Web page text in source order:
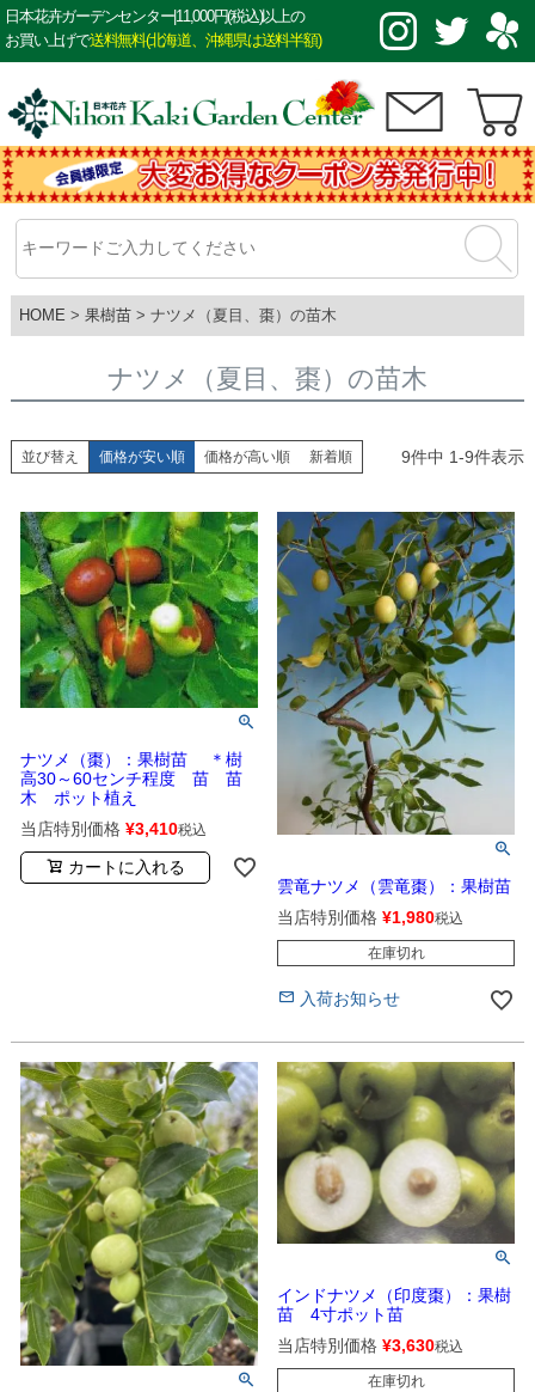
日本花卉ガーデンセンター|11,000円(税込)以上の
お買い上げで送料無料(北海道、沖縄県は送料半額)
HOME 果樹苗 ナツメ（夏目、棗）の苗木
ナツメ（夏目、棗）の苗木
並び替え 価格が安い順 価格が高い順 新着順 9件中 1-9件表示
ナツメ（棗）：果樹苗 ＊樹
高30～60センチ程度 苗 苗
木 ポット植え
当店特別価格 ¥3,410税込
カートに入れる
雲竜ナツメ（雲竜棗）：果樹苗
当店特別価格 ¥1,980税込
在庫切れ
入荷お知らせ
インドナツメ（印度棗）：果樹
苗 4寸ポット苗
当店特別価格 ¥3,630税込
在庫切れ